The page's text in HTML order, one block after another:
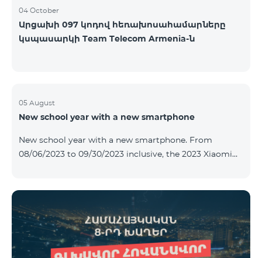
04 October
Արցախի 097 կոդով հեռախոսահամարները
կսպասարկի Team Telecom Armenia-ն
05 August
New school year with a new smartphone
New school year with a new smartphone. From
08/06/2023 to 09/30/2023 inclusive, the 2023 Xiaomi
- the 1st month is free. A smartphone can also be
purchased on credit, starting from 1250 AMD per
month. Bank charges are added to the monthly fee.
Tariff terms are below. Prepaid package Teamtok.
Monthly fee: 2500 AMD 250minutes to RA, Artsakh,